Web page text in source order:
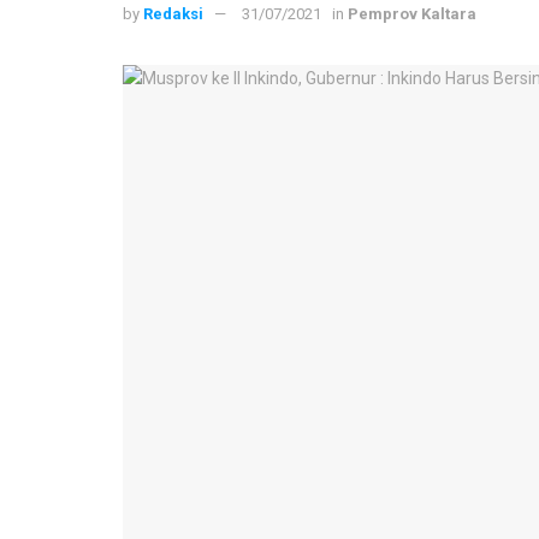
by Redaksi 31/07/2021 in Pemprov Kaltara